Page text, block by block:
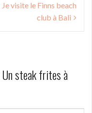
Je visite le Finns beach
club à Bali
Un steak frites à